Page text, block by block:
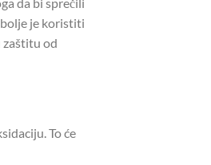
je koristiti
zaštitu od
To će